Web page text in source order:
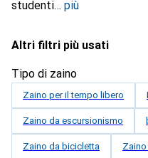
studenti
più
Altri filtri più usati
Tipo di zaino
Zaino per il tempo libero
Zaino da escursionismo
Zaino da bicicletta